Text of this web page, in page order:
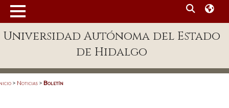
Enlaces
Universidad Autónoma del Estado
de Hidalgo
> Noticias > Boletín